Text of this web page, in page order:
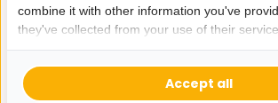
11,95
14,95
combine it with other information you've
they've collected from your use of their
Accept all